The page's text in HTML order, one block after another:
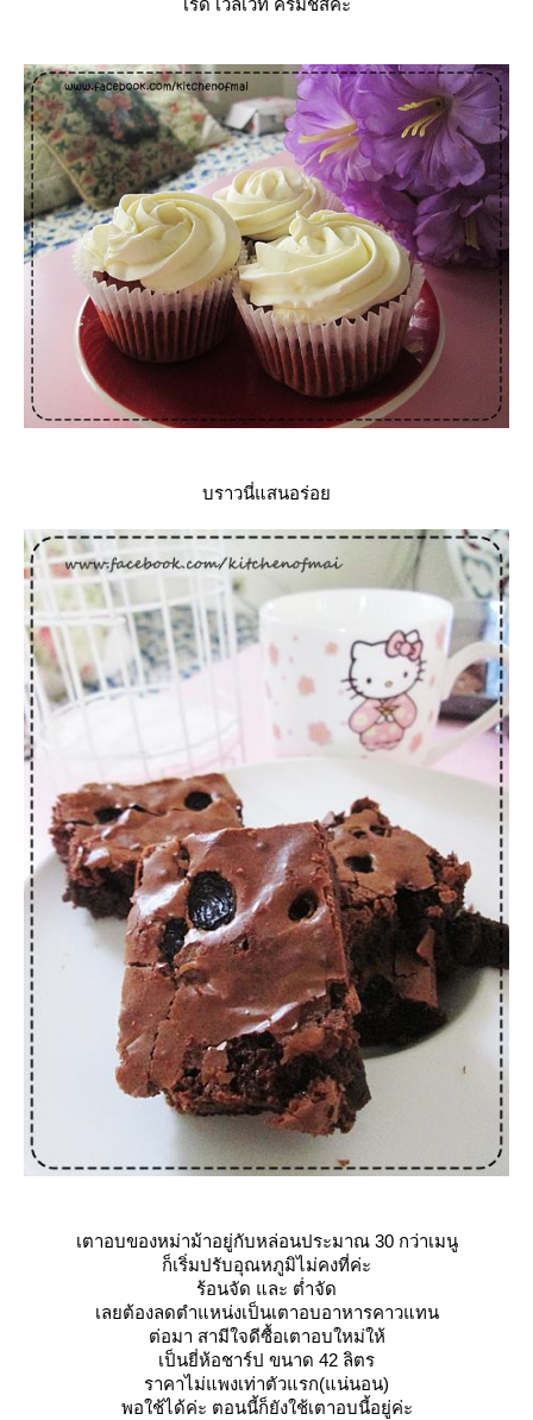
เรด เวลเว็ท ครีมชีสค่ะ
บราวนี่แสนอร่อ
เตาอบของหม่าม้าอยู่กับหล่อนประมาณ 30 กว่าเมนู
ก็เริ่มปรับอุณหภูมิไม่คงที่ค่ะ
ร้อนจัด และ ต่ำจัด
เลยต้องลดตำแหน่งเป็นเตาอบอาหารคาวแทน
ต่อมา สามีใจดีซื้อเตาอบใหม่ให้
เป็นยี่ห้อชาร์ป ขนาด 42 ลิตร
ราคาไม่แพงเท่าตัวแรก(แน่นอน)
พอใช้ได้ค่ะ ตอนนี้ก็ยังใช้เตาอบนี้อยู่ค่ะ